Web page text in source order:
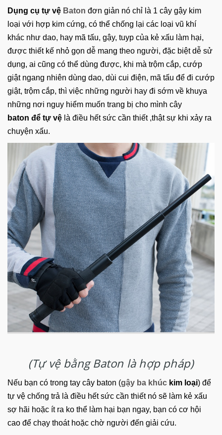
Dụng cụ tự vệ Baton đơn giản nó chỉ là 1 cây gậy kim
loại với hợp kim cứng, có thể chống lại các loại vũ khí
khác như dao, hay mã tấu, gậy, tuyp của kẻ xấu làm hại,
được thiết kế nhỏ gọn dễ mang theo người, đặc biệt dễ sử
dụng, ai cũng có thể dùng được, khi mà trộm cắp, cướp
giật ngang nhiên dùng dao, dùi cui điện, mã tấu để đi cướp
giật, trộm cắp, thì việc những người hay đi sớm về khuya
những nơi nguy hiểm muốn trang bị cho mình cây
baton để tự vệ là điều hết sức cần thiết ,thật sự khi xảy ra
chuyện xấu.
(Tự vệ bằng Baton là hợp pháp)
Nếu bạn có trong tay cây baton (gậy ba khúc kim loại) để
tự vệ chống trả là điều hết sức cần thiết nó sẽ làm kẻ xấu
sợ hãi hoặc ít ra ko thể làm hại bạn ngay, bạn có cơ hội
cao để chạy thoát hoặc chờ người đến giải cứu.